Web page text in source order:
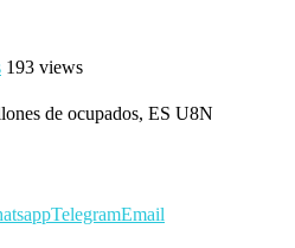
193 views
de ocupados, ES U8N
TelegramEmail